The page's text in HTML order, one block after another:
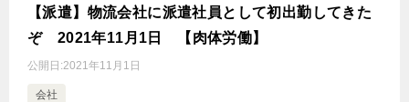
【派遣】物流会社に派遣社員として初出勤してきた
ぞ 2021年11月1日 【肉体労働】
公開日:2021年11月1日
会社